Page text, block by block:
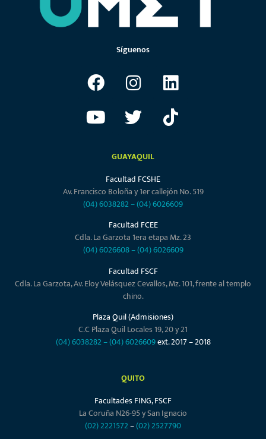
Síguenos
GUAYAQUIL
Facultad FCSHE
Av. Francisco Boloña y 1er callejón No. 519
(04) 6038282–(04) 6026609
Facultad FCEE
Cdla. La Garzota 1era etapa Mz. 23
(04) 6026608–(04) 6026609
Facultad FSCF
Cdla. La Garzota, Av. Eloy Velásquez Cevallos, Mz. 101, frente al templo
chino.
Plaza Quil (Admisiones)
C.C Plaza Quil Locales 19, 20 y 21
(04) 6038282–(04) 6026609ext. 2017 – 2018
QUITO
Facultades FING, FSCF
La Coruña N26-95 y San Ignacio
(02) 2221572–(02) 2527790